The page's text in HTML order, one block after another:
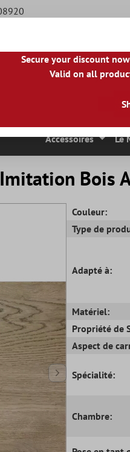
ES|PL|PT| FI|GR
Carreaux En
Accessoires Le
Bois
Couleur:
Type de
Adapté à:
Matériel:
Propriété de
Aspect de
Spécialité:
Chambre:
Secure your discount
Valid on all